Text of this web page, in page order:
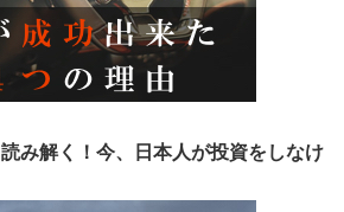
読み解く！今、日本人が投資をしなけ